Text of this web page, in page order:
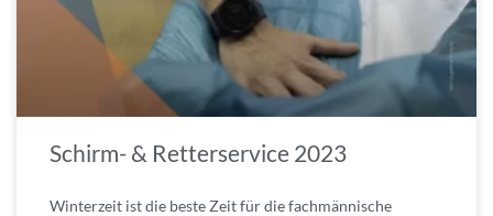
Schirm- & Retterservice 2023
Winterzeit ist die beste Zeit für die fachmännische